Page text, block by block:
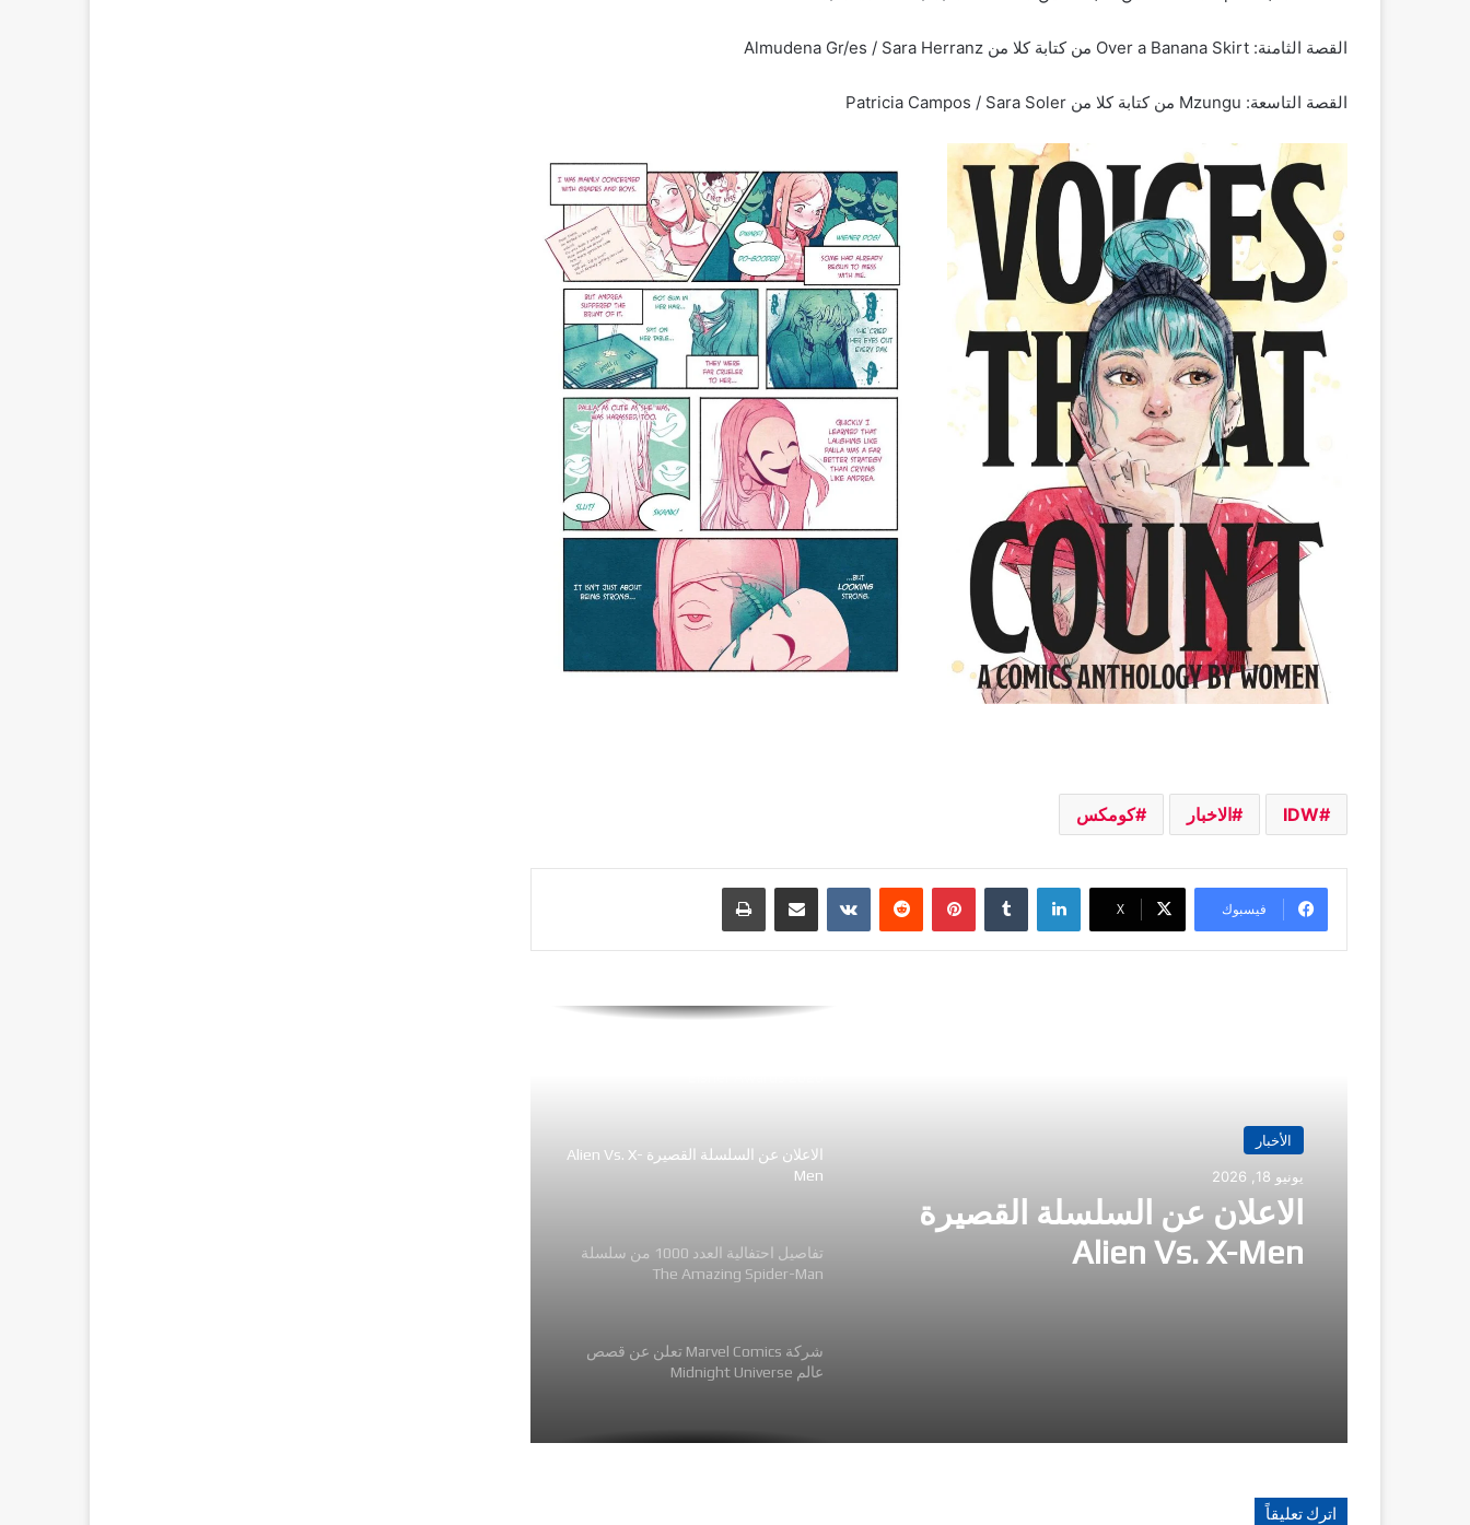
القصة الثامنة: Over a Banana Skirt من كتابة كلا من Almudena Gr/es / Sara Herranz
القصة التاسعة: Mzungu من كتابة كلا من Patricia Campos / Sara Soler
IDW الاخبار كومكس
فيسبوك ‫X
لينكدإن بينتيريست مشاركة عبر البريد طباعة
الأخبار
يونيو 18, 2026
الاعلان عن السلسلة القصيرة
Alien Vs. X-Men
Eisner Awards 2026
رعب وجريمة وفوضى في سلسلة
الاعلان عن السلسلة القصيرة Alien Vs. X-
Men
تفاصيل احتفالية العدد 1000 من سلسلة
The Amazing Spider-Man
شركة Marvel Comics تعلن عن قصص
عالم Midnight Universe
اترك تعليقاً